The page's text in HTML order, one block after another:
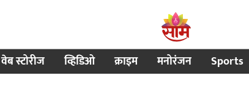
वेब स्टोरीज व्हिडिओ क्राइम मनोरंजन Sports